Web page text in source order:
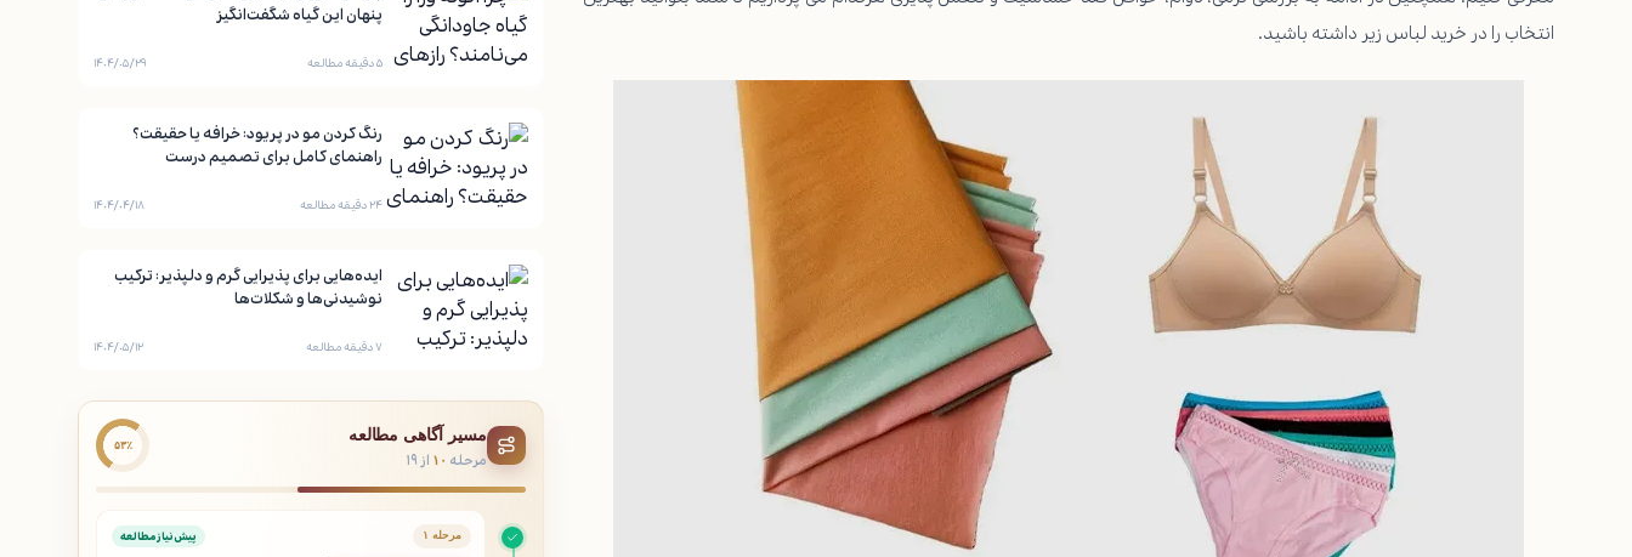
انتخاب را در خرید لباس زیر داشته باشید.
پنهان این گیاه شگفت‌انگیز
۵ دقیقه مطالعه ۱۴۰۴/۰۵/۲۹
رنگ کردن مو در پریود: خرافه یا حقیقت؟
راهنمای کامل برای تصمیم درست
۲۴ دقیقه مطالعه ۱۴۰۴/۰۴/۱۸
ایده‌هایی برای پذیرایی گرم و دلپذیر: ترکیب
نوشیدنی‌ها و شکلات‌ها
۷ دقیقه مطالعه ۱۴۰۴/۰۵/۱۲
مسیر آگاهی مطالعه
مرحله ۱۰ از ۱۹
۵۳٪
مرحله ۱ پیش‌نیاز مطالعه